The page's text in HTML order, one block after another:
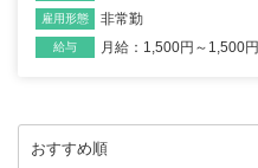
雇用形態 非常勤
給与 月給：1,500円～1,500円